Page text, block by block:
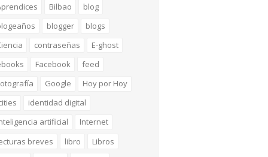
Bilbao
blog
blogger
blogs
contraseñas
E-ghost
Facebook
feed
Google
Hoy por Hoy
identidad digital
artificial
Internet
breves
libro
Libros